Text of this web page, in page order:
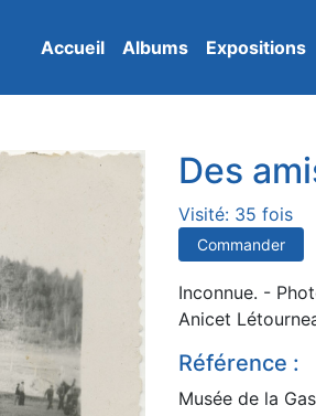
Accueil Albums Expositions
Des
Visité: 35 fois
Commander
Inconnue. -
Anicet
Référence :
Musée de la